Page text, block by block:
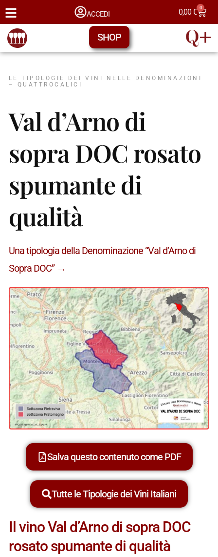
ACCEDI 0,00€ 0
SHOP
LE TIPOLOGIE DEI VINI NELLE DENOMINAZIONI
– QUATTROCALICI
Val d’Arno di
sopra DOC rosato
spumante di
qualità
Una tipologia della Denominazione “Val d’Arno di
Sopra DOC” →
Salva questo contenuto come PDF
Tutte le Tipologie dei Vini Italiani
Il vino Val d’Arno di sopra DOC
rosato spumante di qualità